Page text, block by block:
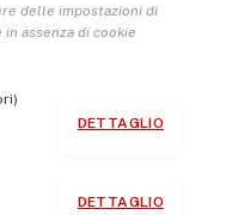
delle impostazioni di
assenza di cookie
DETTAGLIO
DETTAGLIO